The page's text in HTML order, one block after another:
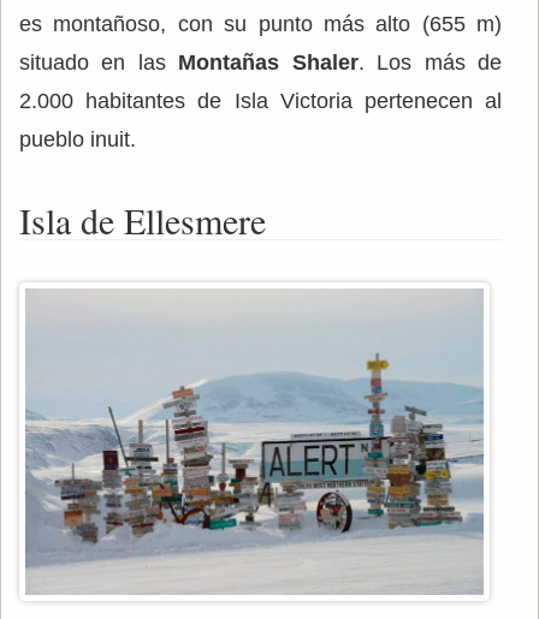
es montañoso, con su punto más alto (655 m)
situado en las Montañas Shaler. Los más de
2.000 habitantes de Isla Victoria pertenecen al
pueblo inuit.
Isla de Ellesmere